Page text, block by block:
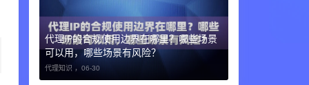
代理IP的合规使用边界在哪里？哪些场景
可以用，哪些场景有风险？
代理知识 ， 06-30